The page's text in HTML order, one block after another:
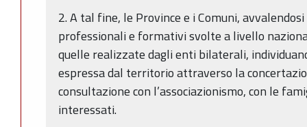
2. A tal fine, le Province e i Comuni,
professionali e formativi svolte a livello
quelle realizzate dagli enti bilaterali,
espressa dal territorio attraverso la
consultazione con l’associazionismo, con le
interessati.